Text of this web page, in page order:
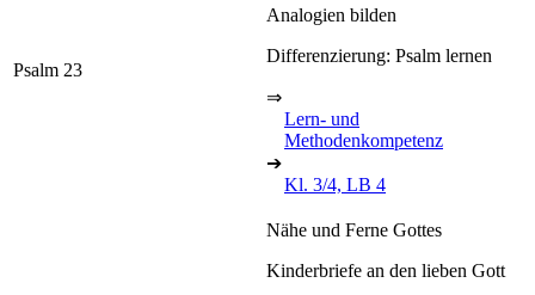
Psalm 23
Analogien bilden
Differenzierung: Psalm lernen
⇒
Lern- und
Methodenkompetenz
➔
Kl. 3/4, LB 4
Nähe und Ferne Gottes
Kinderbriefe an den lieben Gott